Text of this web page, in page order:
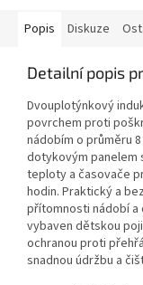
Popis Diskuze
Detailní popis
Dvouplotýnkový
povrchem proti
nádobím o průměru
dotykovým panelem
teploty a časovače
hodin. Praktický a
přítomnosti nádobí a
vybaven dětskou
ochranou proti
snadnou údržbu a